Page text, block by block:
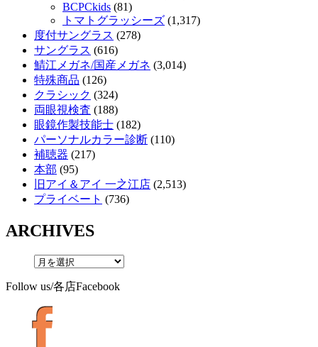
BCPCkids (81)
トマトグラッシーズ (1,317)
度付サングラス (278)
サングラス (616)
鯖江メガネ/国産メガネ (3,014)
特殊商品 (126)
クラシック (324)
両眼視検査 (188)
眼鏡作製技能士 (182)
パーソナルカラー診断 (110)
補聴器 (217)
本部 (95)
旧アイ＆アイ 一之江店 (2,513)
プライベート (736)
ARCHIVES
Follow us/各店Facebook